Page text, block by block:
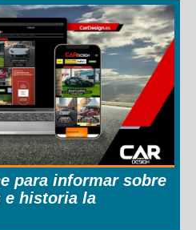
para informar sobre
e historia la